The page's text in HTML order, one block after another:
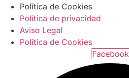
Política de Cookies
Política de privacidad
Aviso Legal
Política de Cookies
Facebook